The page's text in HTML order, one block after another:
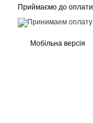
Приймаємо до оплати
Мобільна версія